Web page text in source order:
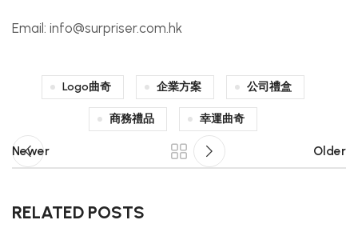
Email: info@surpriser.com.hk
Logo曲奇 企業方案 公司禮盒
商務禮品 幸運曲奇
Newer Older
RELATED POSTS